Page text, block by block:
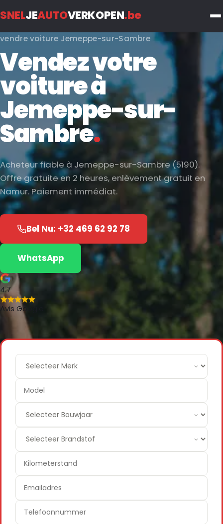
SNELJEAUTOVERKOPEN.be
vendre voiture Jemeppe-sur-Sambre
Vendez votre
voiture à
Jemeppe-sur-
Sambre.
Acheteur fiable à Jemeppe-sur-Sambre (5190).
Offre gratuite en 2 heures, enlèvement gratuit en
Namur. Paiement immédiat.
Bel Nu: +32 469 62 92 78
WhatsApp
4.7
Avis Google